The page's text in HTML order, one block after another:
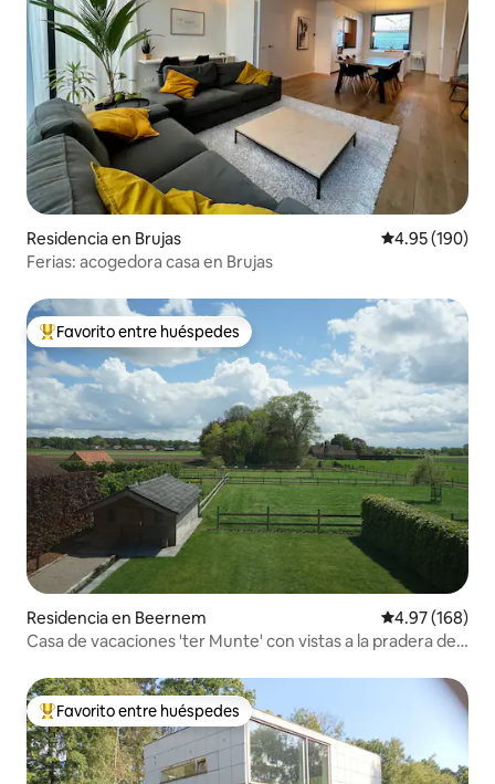
Residencia en Brujas Calificación
4.95 (190)
Ferias: acogedora casa en Brujas
De los mejores en Favorito entre huéspedes
Favorito entre huéspedes
Residencia en Beernem Calificación
4.97 (168)
Casa de vacaciones 'ter Munte' con vistas a la pradera de
De los mejores en Favorito entre huéspedes
Favorito entre huéspedes